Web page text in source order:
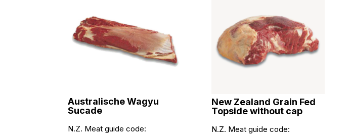
Australische Wagyu
Sucade
N.Z. Meat guide code:
New Zealand Grain Fed
Topside without cap
N.Z. Meat guide code: